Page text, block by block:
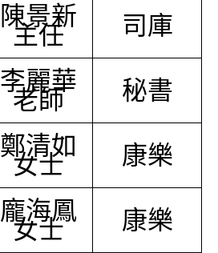
陳景新
主任 司庫
李麗華
老師 秘書
鄭清如
女士 康樂
龐海鳳
女士 康樂